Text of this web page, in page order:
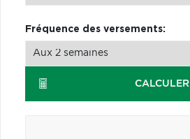
Fréquence des versements:
CALCULER